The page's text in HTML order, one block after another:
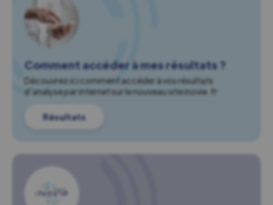
Comment accéder à mes résultats ?
Découvrez ici comment accéder à vos résultats
d'analyse par internet sur le nouveau site inovie.fr
Résultats